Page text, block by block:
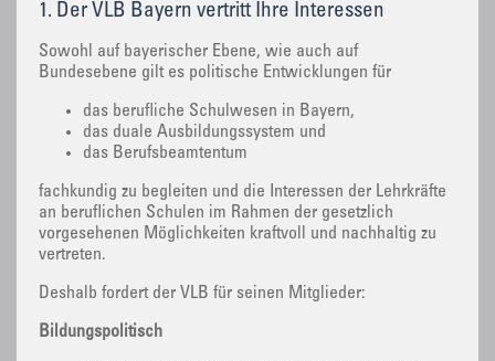
1. Der VLB Bayern vertritt Ihre Interessen
Sowohl auf bayerischer Ebene, wie auch auf
Bundesebene gilt es politische Entwicklungen für
das berufliche Schulwesen in Bayern,
das duale Ausbildungssystem und
das Berufsbeamtentum
fachkundig zu begleiten und die Interessen der Lehrkräfte
an beruflichen Schulen im Rahmen der gesetzlich
vorgesehenen Möglichkeiten kraftvoll und nachhaltig zu
vertreten.
Deshalb fordert der VLB für seinen Mitglieder:
Bildungspolitisch